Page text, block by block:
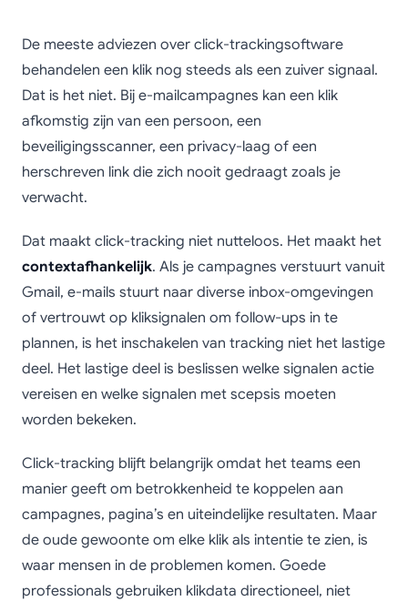
De meeste adviezen over click-trackingsoftware
behandelen een klik nog steeds als een zuiver signaal.
Dat is het niet. Bij e-mailcampagnes kan een klik
afkomstig zijn van een persoon, een
beveiligingsscanner, een privacy-laag of een
herschreven link die zich nooit gedraagt zoals je
verwacht.
Dat maakt click-tracking niet nutteloos. Het maakt het
contextafhankelijk. Als je campagnes verstuurt vanuit
Gmail, e-mails stuurt naar diverse inbox-omgevingen
of vertrouwt op kliksignalen om follow-ups in te
plannen, is het inschakelen van tracking niet het lastige
deel. Het lastige deel is beslissen welke signalen actie
vereisen en welke signalen met scepsis moeten
worden bekeken.
Click-tracking blijft belangrijk omdat het teams een
manier geeft om betrokkenheid te koppelen aan
campagnes, pagina’s en uiteindelijke resultaten. Maar
de oude gewoonte om elke klik als intentie te zien, is
waar mensen in de problemen komen. Goede
professionals gebruiken klikdata directioneel, niet